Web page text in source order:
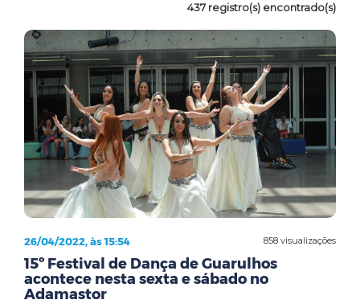
437 registro(s) encontrado(s)
858 visualizações
26/04/2022, às 15:54
15º Festival de Dança de Guarulhos
acontece nesta sexta e sábado no
Adamastor